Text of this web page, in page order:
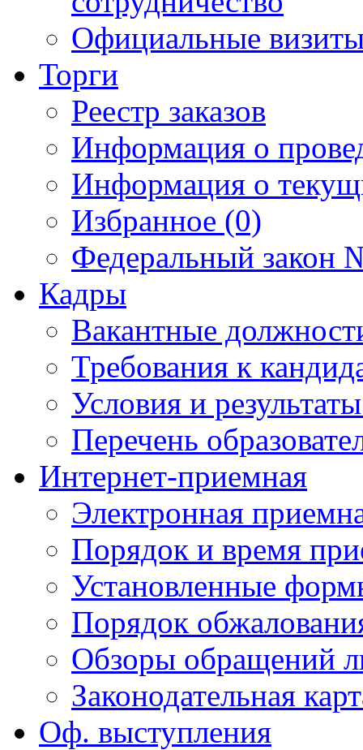
Официальные
Торги
Реестр заказов
Информация о
Информация о
Избранное (0)
Федеральный закон
Кадры
Вакантные
Требования к
Условия и
Перечень
Интернет-приемная
Электронная
Порядок и время
Установленные
Порядок
Обзоры обращений
Законодательная
Оф. выступления